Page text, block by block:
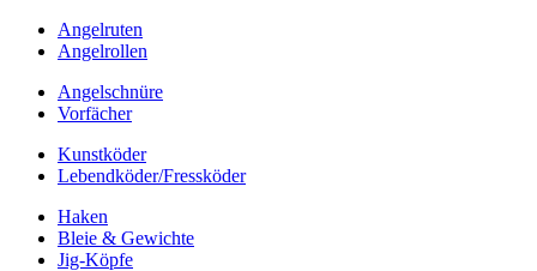
Angelruten
Angelrollen
Angelschnüre
Vorfächer
Kunstköder
Lebendköder/Fressköder
Haken
Bleie & Gewichte
Jig-Köpfe